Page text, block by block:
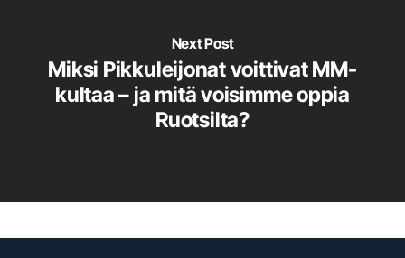
Next Post
Miksi Pikkuleijonat voittivat MM-
kultaa – ja mitä voisimme oppia
Ruotsilta?